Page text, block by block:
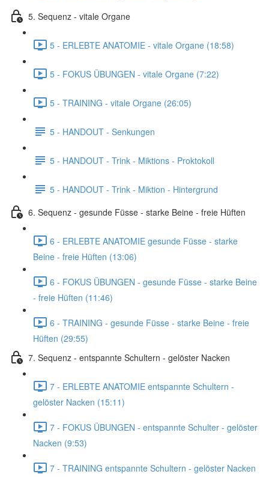
5. Sequenz - vitale Organe
5 - ERLEBTE ANATOMIE - vitale Organe (18:58)
5 - FOKUS ÜBUNGEN - vitale Organe (7:22)
5 - TRAINING - vitale Organe (26:05)
5 - HANDOUT - Senkungen
5 - HANDOUT - Trink - Miktions - Proktokoll
5 - HANDOUT - Trink - Miktion - Hintergrund
6. Sequenz - gesunde Füsse - starke Beine - freie Hüften
6 - ERLEBTE ANATOMIE gesunde Füsse - starke
Beine - freie Hüften (13:06)
6 - FOKUS ÜBUNGEN - gesunde Füsse - starke Beine
- freie Hüften (11:46)
6 - TRAINING - gesunde Füsse - starke Beine - freie
Hüften (29:55)
7. Sequenz - entspannte Schultern - gelöster Nacken
7 - ERLEBTE ANATOMIE entspannte Schultern -
gelöster Nacken (15:11)
7 - FOKUS ÜBUNGEN - entspannte Schulter - gelöster
Nacken (9:53)
7 - TRAINING entspannte Schultern - gelöster Nacken